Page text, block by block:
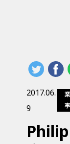
2017.06.
9